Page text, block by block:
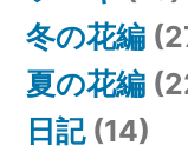
冬の花編
夏の花編
日記(14)